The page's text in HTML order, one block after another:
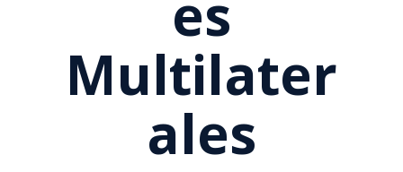
Es
Multilater
Ales